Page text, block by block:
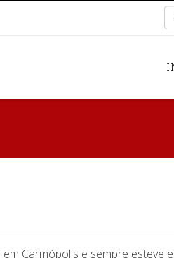
Carmópolis e sempre